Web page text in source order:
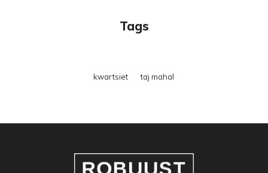
Tags
kwartsiet taj mahal